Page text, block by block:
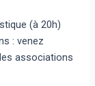
(à 20h)
: venez
associations